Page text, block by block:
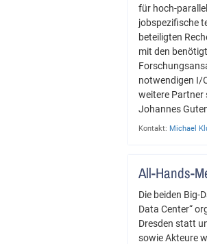
für hoch-
jobspezifische
beteiligten
mit den
notwendigen I/
weitere Partner
Johannes
Kontakt: Michael
All-Hands-
Die beiden Big-
Data Center“
Dresden statt
sowie Akteure